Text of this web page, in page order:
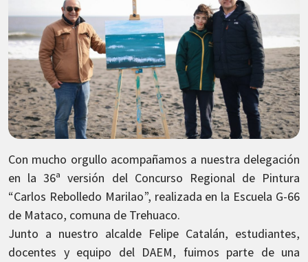
Con mucho orgullo acompañamos a nuestra delegación
en la 36ª versión del Concurso Regional de Pintura
“Carlos Rebolledo Marilao”, realizada en la Escuela G-66
de Mataco, comuna de Trehuaco.
Junto a nuestro alcalde Felipe Catalán, estudiantes,
docentes y equipo del DAEM, fuimos parte de una